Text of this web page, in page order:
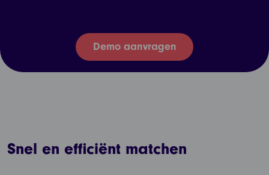
Demo aanvragen
Snel en efficiënt matchen